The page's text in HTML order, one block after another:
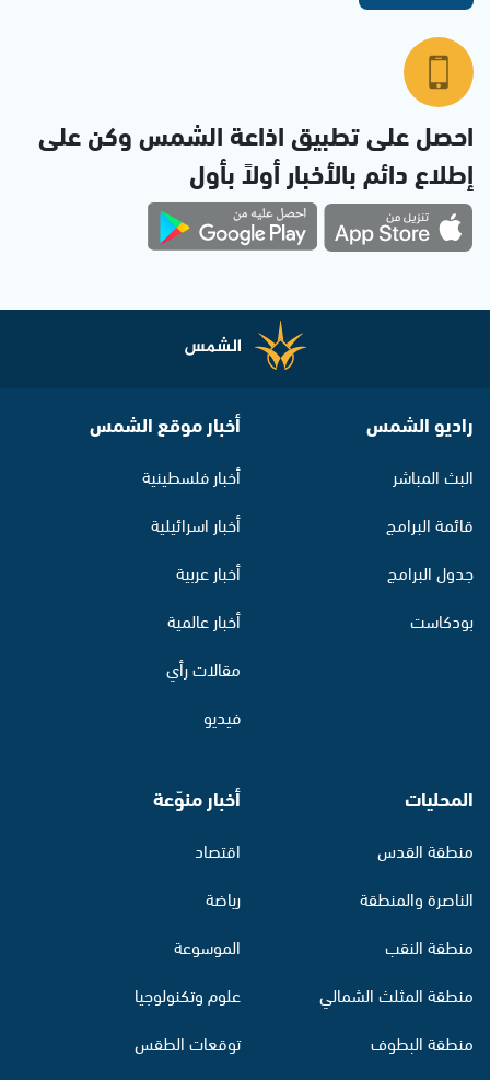
احصل على تطبيق اذاعة الشمس وكن على
إطلاع دائم بالأخبار أولاً بأول
راديو الشمس
البث المباشر
قائمة البرامج
جدول البرامج
بودكاست
أخبار موقع الشمس
أخبار فلسطينية
أخبار اسرائيلية
أخبار عربية
أخبار عالمية
مقالات رأي
فيديو
المحليات
منطقة القدس
الناصرة والمنطقة
منطقة النقب
منطقة المثلث الشمالي
منطقة البطوف
أخبار منوّعة
اقتصاد
رياضة
الموسوعة
علوم وتكنولوجيا
توقعات الطقس